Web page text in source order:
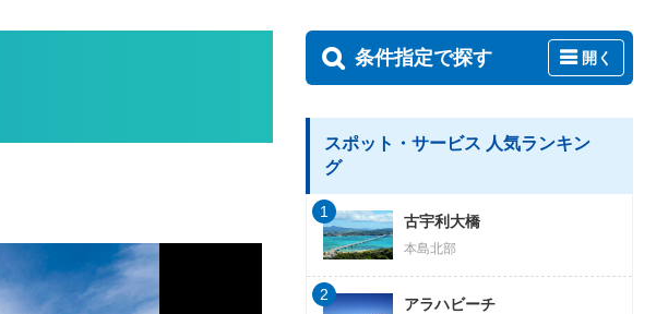
条件指定で探す 開く
スポット・サービス 人気ランキン
グ
古宇利大橋
本島北部
1
アラハビーチ
2